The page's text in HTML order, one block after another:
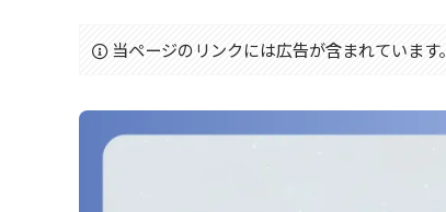
当ページのリンクには広告が含まれています。